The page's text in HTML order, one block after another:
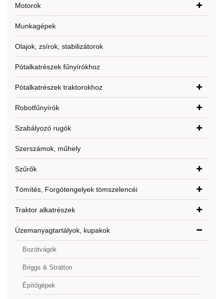
Motorok
Munkagépek
Olajok, zsírok, stabilizátorok
Pótalkatrészek fűnyírókhoz
Pótalkatrészek traktorokhoz
Robotfűnyírók
Szabályozó rugók
Szerszámok, műhely
Szűrők
Tömítés, Forgótengelyek tömszelencéi
Traktor alkatrészek
Üzemanyagtartályok, kupakok
Bozótvágók
Briggs & Stratton
Építőgépek